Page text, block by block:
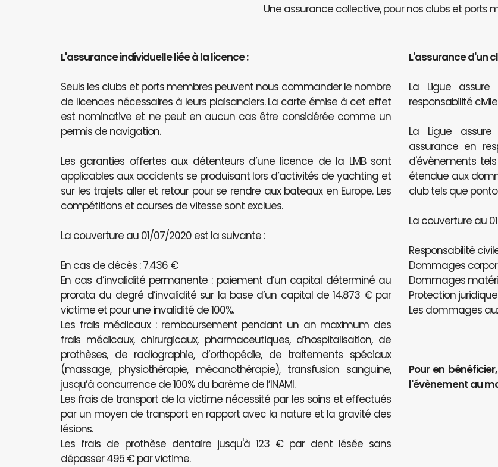
Une assurance collective, pour nos clubs et ports
L'assurance individuelle liée à la licence :
Seuls les clubs et ports membres peuvent nous commander le nombre
de licences nécessaires à leurs plaisanciers. La carte émise à cet effet
est nominative et ne peut en aucun cas être considérée comme un
permis de navigation.
Les garanties offertes aux détenteurs d’une licence de la LMB sont
applicables aux accidents se produisant lors d’activités de yachting et
sur les trajets aller et retour pour se rendre aux bateaux en Europe. Les
compétitions et courses de vitesse sont exclues.
La couverture au 01/07/2020 est la suivante :
En cas de décès : 7.436 €
En cas d’invalidité permanente : paiement d’un capital déterminé au
prorata du degré d’invalidité sur la base d’un capital de 14.873 € par
victime et pour une invalidité de 100%.
Les frais médicaux : remboursement pendant un an maximum des
frais médicaux, chirurgicaux, pharmaceutiques, d’hospitalisation, de
prothèses, de radiographie, d’orthopédie, de traitements spéciaux
(massage, physiothérapie, mécanothérapie), transfusion sanguine,
jusqu’à concurrence de 100% du barème de l’INAMI.
Les frais de transport de la victime nécessité par les soins et effectués
par un moyen de transport en rapport avec la nature et la gravité des
lésions.
Les frais de prothèse dentaire jusqu'à 123 € par dent lésée sans
dépasser 495 € par victime.
L'assurance d'un
La Ligue
responsabilité
La Ligue
assurance en
d'évènements
étendue aux
club tels que
La couverture au
Responsabilité
Dommages
Dommages
Protection juridique
Les dommages
Pour en
l'évènement au